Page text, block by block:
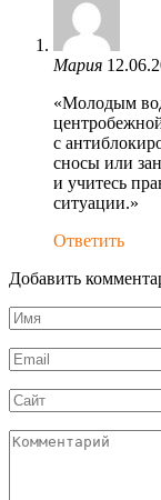
Мария
«Молодым
с
сносы или
и учитесь
ситуации.»
Ответить
Добавить
Имя
*
Email
*
Сайт
Комментарий